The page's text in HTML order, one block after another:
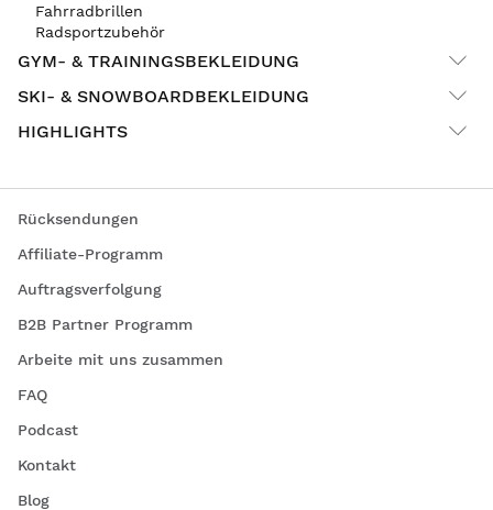
Fahrradbrillen
Radsportzubehör
GYM- & TRAININGSBEKLEIDUNG
SKI- & SNOWBOARDBEKLEIDUNG
HIGHLIGHTS
Rücksendungen
Affiliate-Programm
Auftragsverfolgung
B2B Partner Programm
Arbeite mit uns zusammen
FAQ
Podcast
Kontakt
Blog